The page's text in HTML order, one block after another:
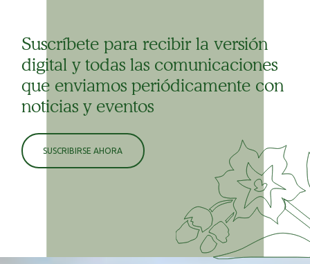
Suscríbete para recibir la versión
digital y todas las comunicaciones
que enviamos periódicamente con
noticias y eventos
SUSCRIBIRSE AHORA